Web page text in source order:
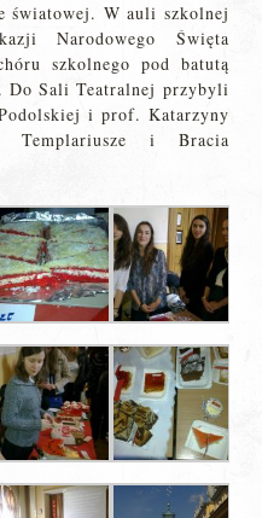
światowej. W auli szkolnej
Narodowego Święta
szkolnego pod batutą
Do Sali Teatralnej przybyli
i prof. Katarzyny
Templariusze i Bracia